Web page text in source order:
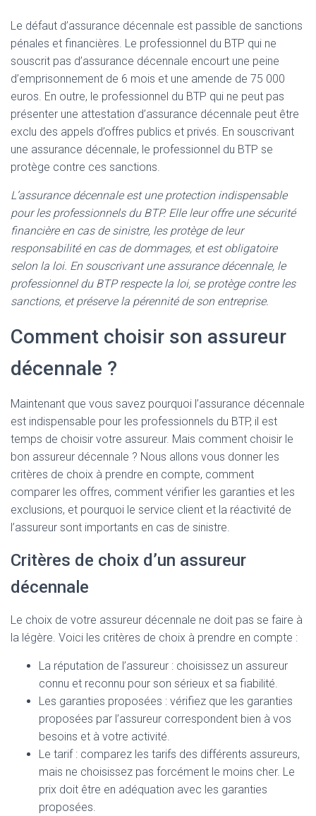
Le défaut d’assurance décennale est passible de sanctions
pénales et financières. Le professionnel du BTP qui ne
souscrit pas d’assurance décennale encourt une peine
d’emprisonnement de 6 mois et une amende de 75 000
euros. En outre, le professionnel du BTP qui ne peut pas
présenter une attestation d’assurance décennale peut être
exclu des appels d’offres publics et privés. En souscrivant
une assurance décennale, le professionnel du BTP se
protège contre ces sanctions.
L’assurance décennale est une protection indispensable
pour les professionnels du BTP. Elle leur offre une sécurité
financière en cas de sinistre, les protège de leur
responsabilité en cas de dommages, et est obligatoire
selon la loi. En souscrivant une assurance décennale, le
professionnel du BTP respecte la loi, se protège contre les
sanctions, et préserve la pérennité de son entreprise.
Comment choisir son assureur
décennale ?
Maintenant que vous savez pourquoi l’assurance décennale
est indispensable pour les professionnels du BTP, il est
temps de choisir votre assureur. Mais comment choisir le
bon assureur décennale ? Nous allons vous donner les
critères de choix à prendre en compte, comment
comparer les offres, comment vérifier les garanties et les
exclusions, et pourquoi le service client et la réactivité de
l’assureur sont importants en cas de sinistre.
Critères de choix d’un assureur
décennale
Le choix de votre assureur décennale ne doit pas se faire à
la légère. Voici les critères de choix à prendre en compte :
La réputation de l’assureur : choisissez un assureur
connu et reconnu pour son sérieux et sa fiabilité.
Les garanties proposées : vérifiez que les garanties
proposées par l’assureur correspondent bien à vos
besoins et à votre activité.
Le tarif : comparez les tarifs des différents assureurs,
mais ne choisissez pas forcément le moins cher. Le
prix doit être en adéquation avec les garanties
proposées.